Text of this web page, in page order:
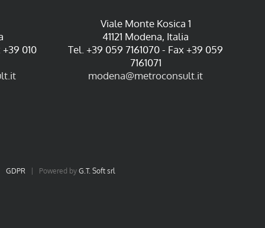
010
Viale Monte Kosica 1
41121 Modena, Italia
Tel. +39 059 7161070 - Fax +39 059
7161071
modena@metroconsult.it
GDPR | Powered by G.T. Soft srl